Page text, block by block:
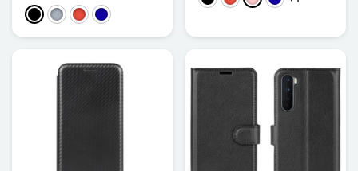
Schwarz
GrauRot Dunkelblau